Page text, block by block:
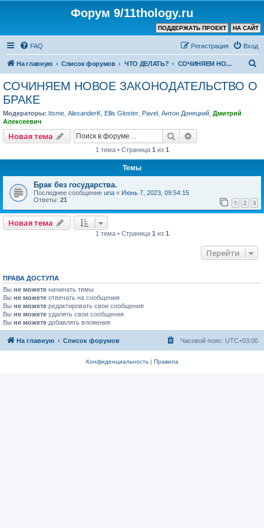
Форум 9/11thology.ru
НА САЙТ
ПОДДЕРЖАТЬ ПРОЕКТ
FAQ Вход
Регистрация
На главную Список форумов ЧТО ДЕЛАТЬ? СОЧИНЯЕМ НОВОЕ ЗАКОНОДАТЕЛЬСТВО О БРАКЕ
СОЧИНЯЕМ НОВОЕ ЗАКОНОДАТЕЛЬСТВО О
БРАКЕ
Модераторы: Itsme AlexanderK Ellis Gloster Pavel Антон Донецкий Дмитрий
Алексеевич
Новая тема Поиск
1 тема • Страница 1 из 1
Темы
Брак без государства.
Последнее сообщение una « Июнь 7, 2023, 09:54:15
Ответы: 21 1 2 3
Новая тема
1 тема • Страница 1 из 1
Перейти
ПРАВА ДОСТУПА
Вы не можете начинать темы
Вы не можете отвечать на сообщения
Вы не можете редактировать свои сообщения
Вы не можете удалять свои сообщения
Вы не можете добавлять вложения
На главную Список форумов Часовой пояс: UTC+03:00
Конфиденциальность| Правила